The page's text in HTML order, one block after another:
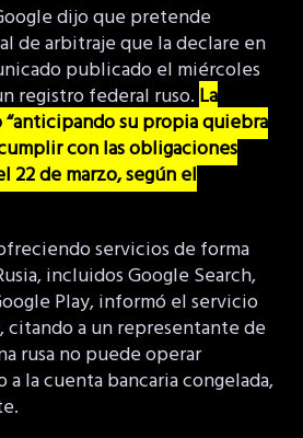
dijo que pretende
de arbitraje que la declare en
publicado el miércoles
registro federal ruso. La
“anticipando su propia quiebra
con las obligaciones
22 de marzo, según el
servicios de forma
incluidos Google Search,
Play, informó el servicio
a un representante de
rusa no puede operar
la cuenta bancaria congelada,